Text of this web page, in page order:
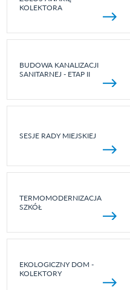
KOLEKTORA
BUDOWA KANALIZACJI
SANITARNEJ - ETAP II
SESJE RADY MIEJSKIEJ
TERMOMODERNIZACJA
SZKÓŁ
EKOLOGICZNY DOM -
KOLEKTORY